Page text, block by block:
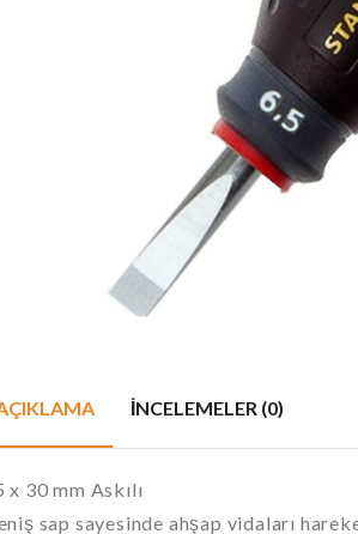
İNCELEMELER (0)
x 30 mm Askılı
sap sayesinde ahşap vidaları